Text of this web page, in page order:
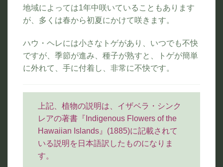
地域によっては1年中咲いていることもあります
が、多くは春から初夏にかけて咲きます。
ハウ・ヘレには小さなトゲがあり、いつでも不快
ですが、季節が進み、種子が熟すと、トゲが簡単
に外れて、手に付着し、非常に不快です。
上記、植物の説明は、イザベラ・シンク
レアの著書『Indigenous Flowers of the
Hawaiian Islands』(1885)に記載されて
いる説明を日本語訳したものになりま
す。